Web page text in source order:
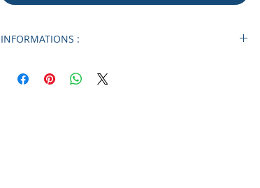
INFORMATIONS :
Format audio :MP3